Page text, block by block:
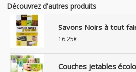
Découvrez d'autres produits
16.25€
Couches jetables